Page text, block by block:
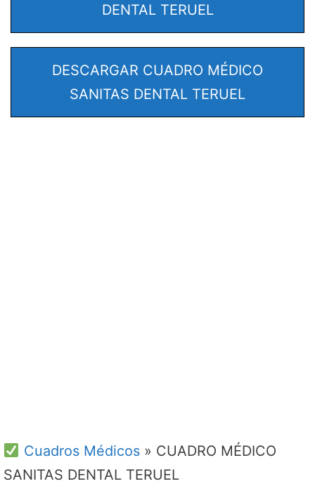
DENTAL TERUEL
DESCARGAR CUADRO MÉDICO
SANITAS DENTAL TERUEL
Cuadros Médicos» CUADRO MÉDICO
SANITAS DENTAL TERUEL